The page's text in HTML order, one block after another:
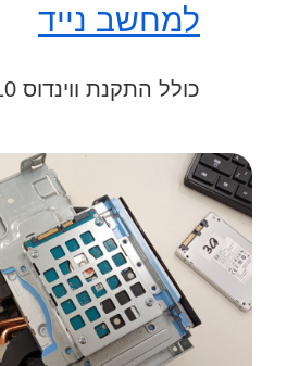
למחשב נייד
כולל התקנת ווינדוס 10 ותוכנות